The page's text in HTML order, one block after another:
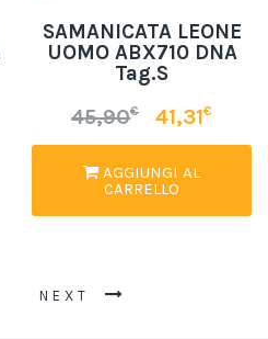
SAMANICATA LEONE
UOMO ABX710 DNA
Tag.S
45,90€ 41,31€
AGGIUNGI AL
CARRELLO
NEXT